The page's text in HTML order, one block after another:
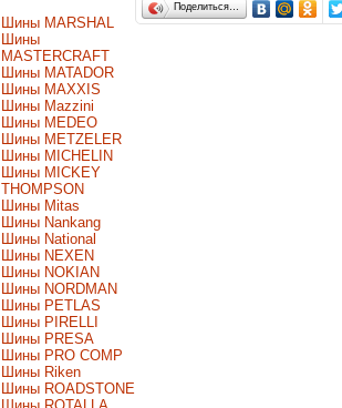
Шины MARSHAL
Шины
MASTERCRAFT
Шины MATADOR
Шины MAXXIS
Шины Mazzini
Шины MEDEO
Шины METZELER
Шины MICHELIN
Шины MICKEY
THOMPSON
Шины Mitas
Шины Nankang
Шины National
Шины NEXEN
Шины NOKIAN
Шины NORDMAN
Шины PETLAS
Шины PIRELLI
Шины PRESA
Шины PRO COMP
Шины Riken
Шины ROADSTONE
Поделиться…